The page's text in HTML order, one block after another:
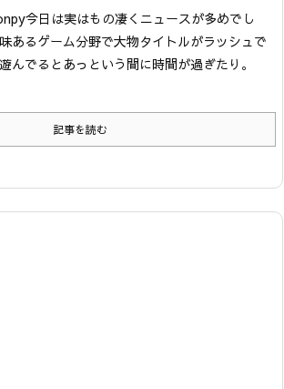
今日は実はもの凄くニュースが多めでし
あるゲーム分野で大物タイトルがラッシュで
んでるとあっという間に時間が過ぎたり。
記事を読む